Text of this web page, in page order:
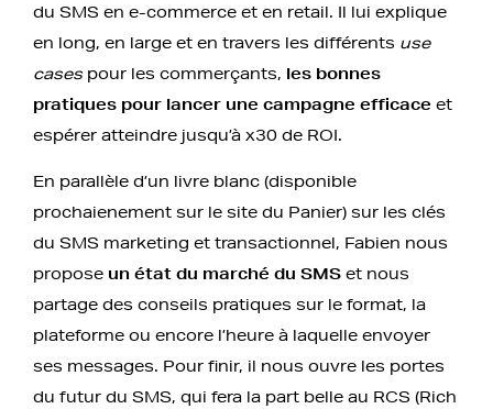
du SMS en e-commerce et en retail. Il lui explique
en long, en large et en travers les différents use
casespour les commerçants, les bonnes
pratiques pour lancer une campagne efficace et
espérer atteindre jusqu’à x30 de ROI.
En parallèle d’un livre blanc (disponible
prochaienement sur le site du Panier) sur les clés
du SMS marketing et transactionnel, Fabien nous
propose un état du marché du SMS et nous
partage des conseils pratiques sur le format, la
plateforme ou encore l’heure à laquelle envoyer
ses messages. Pour finir, il nous ouvre les portes
du futur du SMS, qui fera la part belle au RCS (Rich